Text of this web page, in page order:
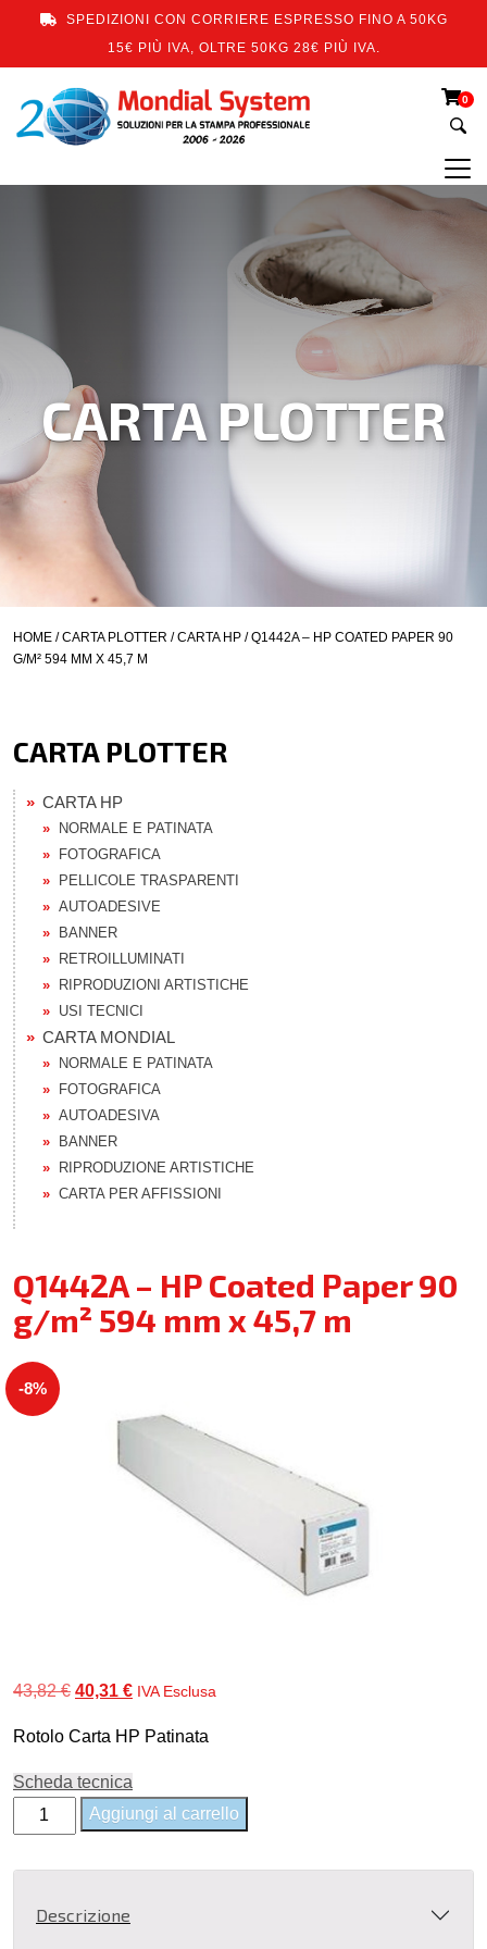
SPEDIZIONI CON CORRIERE ESPRESSO FINO A 50KG
15€ PIÙ IVA, OLTRE 50KG 28€ PIÙ IVA.
0
CARTA PLOTTER
HOME /CARTA PLOTTER /CARTA HP / Q1442A – HP COATED PAPER 90
G/M² 594 MM X 45,7 M
CARTA PLOTTER
CARTA HP
NORMALE E PATINATA
FOTOGRAFICA
PELLICOLE TRASPARENTI
AUTOADESIVE
BANNER
RETROILLUMINATI
RIPRODUZIONI ARTISTICHE
USI TECNICI
CARTA MONDIAL
NORMALE E PATINATA
FOTOGRAFICA
AUTOADESIVA
BANNER
RIPRODUZIONE ARTISTICHE
CARTA PER AFFISSIONI
Q1442A – HP Coated Paper 90
g/m² 594 mm x 45,7 m
-8%
43,82€ Il
originale
era:
43,82 €.
40,31 €Il
attuale
40,31 €.
IVA Esclusa
Rotolo Carta HP Patinata
Scheda tecnica
Q1442A
-
HP
Paper
Aggiungi al carrello
Descrizione